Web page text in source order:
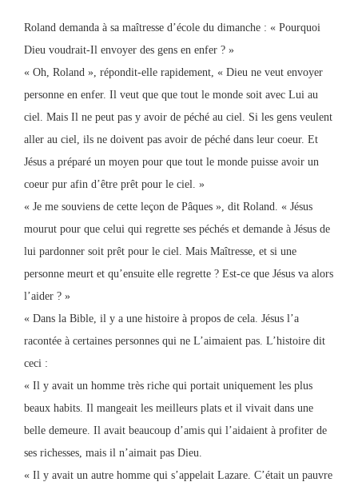
Roland demanda à sa maîtresse d’école du dimanche : « Pourquoi
Dieu voudrait-Il envoyer des gens en enfer ? »
« Oh, Roland », répondit-elle rapidement, « Dieu ne veut envoyer
personne en enfer. Il veut que que tout le monde soit avec Lui au
ciel. Mais Il ne peut pas y avoir de péché au ciel. Si les gens veulent
aller au ciel, ils ne doivent pas avoir de péché dans leur coeur. Et
Jésus a préparé un moyen pour que tout le monde puisse avoir un
coeur pur afin d’être prêt pour le ciel. »
« Je me souviens de cette leçon de Pâques », dit Roland. « Jésus
mourut pour que celui qui regrette ses péchés et demande à Jésus de
lui pardonner soit prêt pour le ciel. Mais Maîtresse, et si une
personne meurt et qu’ensuite elle regrette ? Est-ce que Jésus va alors
l’aider ? »
« Dans la Bible, il y a une histoire à propos de cela. Jésus l’a
racontée à certaines personnes qui ne L’aimaient pas. L’histoire dit
ceci :
« Il y avait un homme très riche qui portait uniquement les plus
beaux habits. Il mangeait les meilleurs plats et il vivait dans une
belle demeure. Il avait beaucoup d’amis qui l’aidaient à profiter de
ses richesses, mais il n’aimait pas Dieu.
« Il y avait un autre homme qui s’appelait Lazare. C’était un pauvre